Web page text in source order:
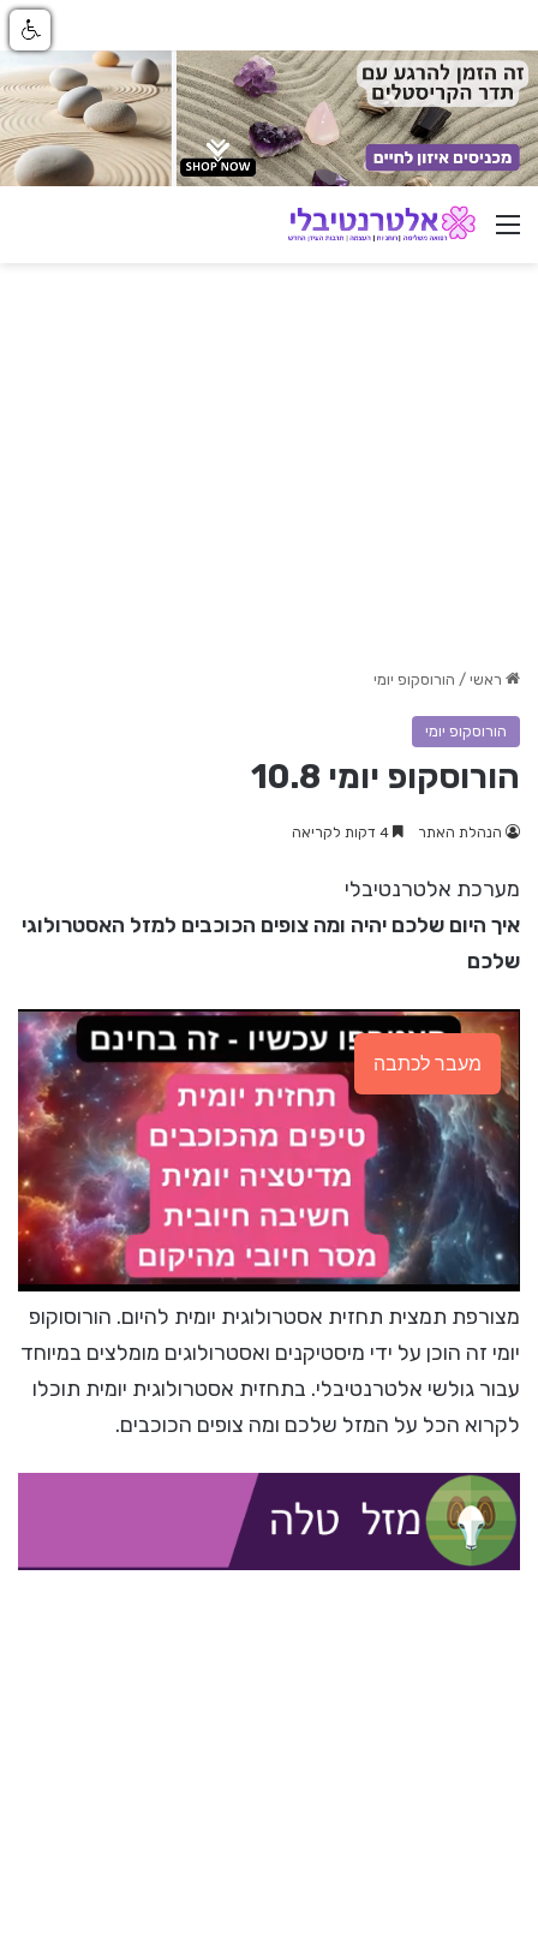
ניווט באתר
ראשי / הורוסקופ יומי
הורוסקופ יומי
הורוסקופ יומי 10.8
הנהלת האתר
מערכת אלטרנטיבלי
איך היום שלכם יהיה ומה צופים הכוכבים למזל האסטרולוגי
שלכם
מעבר לכתבה
מצורפת תמצית תחזית אסטרולוגית יומית להיום. הורוסוקופ
יומי זה הוכן על ידי מיסטיקנים ואסטרולוגים מומלצים במיוחד
עבור גולשי אלטרנטיבלי. בתחזית אסטרולוגית יומית תוכלו
לקרוא הכל על המזל שלכם ומה צופים הכוכבים.